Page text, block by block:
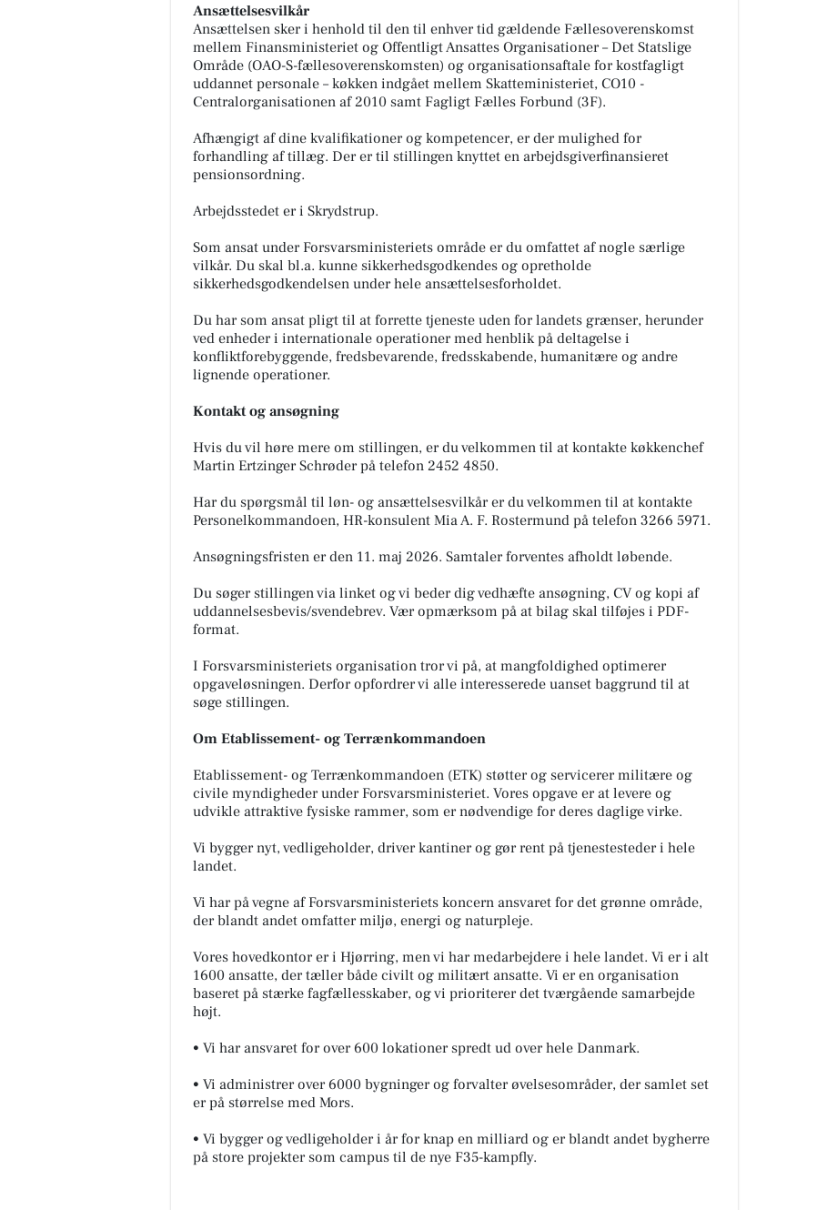
Ansættelsesvilkår
Ansættelsen sker i henhold til den til enhver tid gældende Fællesoverenskomst
mellem Finansministeriet og Offentligt Ansattes Organisationer – Det Statslige
Område (OAO-S-fællesoverenskomsten) og organisationsaftale for kostfagligt
uddannet personale – køkken indgået mellem Skatteministeriet, CO10 -
Centralorganisationen af 2010 samt Fagligt Fælles Forbund (3F).
Afhængigt af dine kvalifikationer og kompetencer, er der mulighed for
forhandling af tillæg. Der er til stillingen knyttet en arbejdsgiverfinansieret
pensionsordning.
Arbejdsstedet er i Skrydstrup.
Som ansat under Forsvarsministeriets område er du omfattet af nogle særlige
vilkår. Du skal bl.a. kunne sikkerhedsgodkendes og opretholde
sikkerhedsgodkendelsen under hele ansættelsesforholdet.
Du har som ansat pligt til at forrette tjeneste uden for landets grænser, herunder
ved enheder i internationale operationer med henblik på deltagelse i
konfliktforebyggende, fredsbevarende, fredsskabende, humanitære og andre
lignende operationer.
Kontakt og ansøgning
Hvis du vil høre mere om stillingen, er du velkommen til at kontakte køkkenchef
Martin Ertzinger Schrøder på telefon 2452 4850.
Har du spørgsmål til løn- og ansættelsesvilkår er du velkommen til at kontakte
Personelkommandoen, HR-konsulent Mia A. F. Rostermund på telefon 3266 5971.
Ansøgningsfristen er den 11. maj 2026. Samtaler forventes afholdt løbende.
Du søger stillingen via linket og vi beder dig vedhæfte ansøgning, CV og kopi af
uddannelsesbevis/svendebrev. Vær opmærksom på at bilag skal tilføjes i PDF-
format.
I Forsvarsministeriets organisation tror vi på, at mangfoldighed optimerer
opgaveløsningen. Derfor opfordrer vi alle interesserede uanset baggrund til at
søge stillingen.
Om Etablissement- og Terrænkommandoen
Etablissement- og Terrænkommandoen (ETK) støtter og servicerer militære og
civile myndigheder under Forsvarsministeriet. Vores opgave er at levere og
udvikle attraktive fysiske rammer, som er nødvendige for deres daglige virke.
Vi bygger nyt, vedligeholder, driver kantiner og gør rent på tjenestesteder i hele
landet.
Vi har på vegne af Forsvarsministeriets koncern ansvaret for det grønne område,
der blandt andet omfatter miljø, energi og naturpleje.
Vores hovedkontor er i Hjørring, men vi har medarbejdere i hele landet. Vi er i alt
1600 ansatte, der tæller både civilt og militært ansatte. Vi er en organisation
baseret på stærke fagfællesskaber, og vi prioriterer det tværgående samarbejde
højt.
• Vi har ansvaret for over 600 lokationer spredt ud over hele Danmark.
• Vi administrer over 6000 bygninger og forvalter øvelsesområder, der samlet set
er på størrelse med Mors.
• Vi bygger og vedligeholder i år for knap en milliard og er blandt andet bygherre
på store projekter som campus til de nye F35-kampfly.